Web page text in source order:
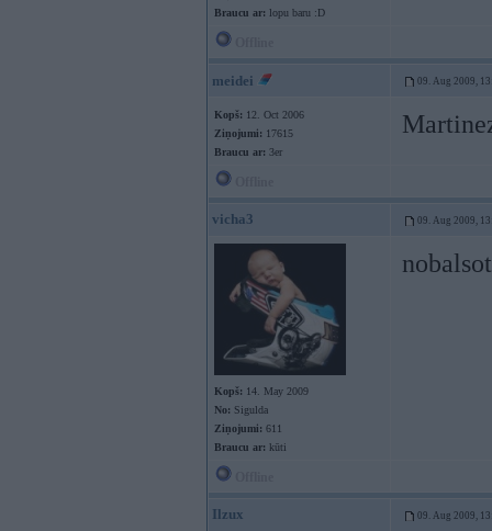
Braucu ar: lopu baru :D
meidei 09. Aug 2009,
Kopš: 12. Oct 2006
Ziņojumi: 17615
Braucu ar: 3er
vicha3 09. Aug 2009,
Kopš: 14. May 2009
No: Sigulda
Ziņojumi: 611
Braucu ar: kūti
Ilzux 09. Aug 2009,